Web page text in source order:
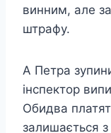
винним, але
штрафу.
А Петра
інспектор
Обидва
залишається